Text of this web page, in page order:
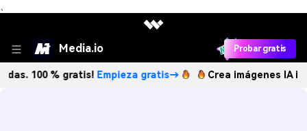
、
Media.io Probar gratis
% gratis! Empieza gratis→ Crea imágenes IA ilimitadas.